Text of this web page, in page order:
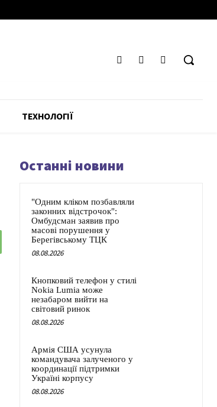
ТЕХНОЛОГІЇ
Останні новини
"Одним кліком позбавляли
законних відстрочок":
Омбудсман заявив про
масові порушення у
Берегівському ТЦК
08.08.2026
Кнопковий телефон у стилі
Nokia Lumia може
незабаром вийти на
світовий ринок
08.08.2026
Армія США усунула
командувача залученого у
координації підтримки
Україні корпусу
08.08.2026